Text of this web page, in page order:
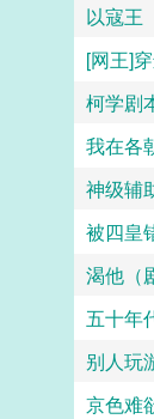
以寇王
[网王]
柯学剧
我在各
神级辅
被四皇
渴他（
五十年
别人玩
京色难